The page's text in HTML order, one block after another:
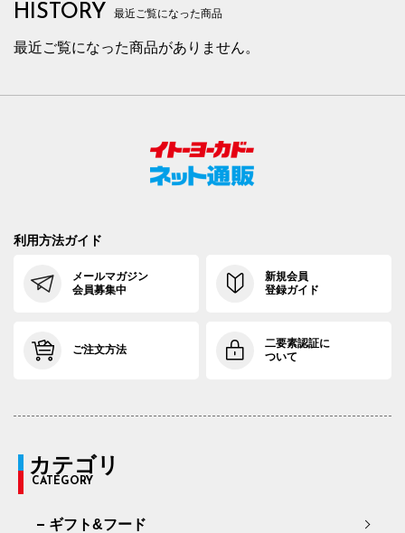
HISTORY 最近ご覧になった商品
最近ご覧になった商品がありません。
利用方法ガイド
メールマガジン
会員募集中
新規会員
登録ガイド
ご注文方法
二要素認証に
ついて
カテゴリ
CATEGORY
ギフト&フード